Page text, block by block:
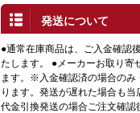
発送について
●通常在庫商品は、ご入金確認
たします。 ●メーカーお取り寄
ます。※入金確認済の場合の
ります。発送が遅れた場合も
代金引換発送の場合ご注文確認